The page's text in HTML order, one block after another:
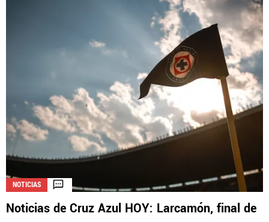
NOTICIAS
Noticias de Cruz Azul HOY: Larcamón, final de